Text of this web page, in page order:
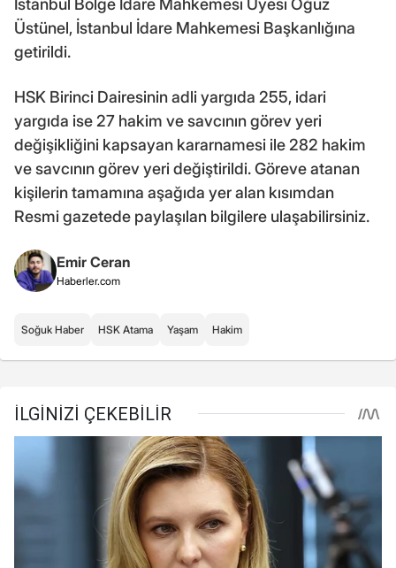
İstanbul Bölge İdare Mahkemesi Üyesi Oğuz
Üstünel, İstanbul İdare Mahkemesi Başkanlığına
getirildi.
HSK Birinci Dairesinin adli yargıda 255, idari
yargıda ise 27 hakim ve savcının görev yeri
değişikliğini kapsayan kararnamesi ile 282 hakim
ve savcının görev yeri değiştirildi. Göreve atanan
kişilerin tamamına aşağıda yer alan kısımdan
Resmi gazetede paylaşılan bilgilere ulaşabilirsiniz.
Emir Ceran
Haberler.com
Soğuk Haber HSK Atama Yaşam Hakim